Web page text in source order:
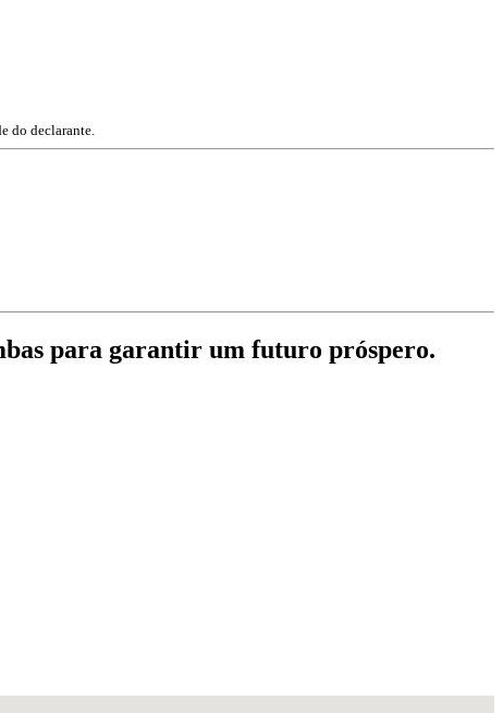
do declarante.
para garantir um futuro próspero.